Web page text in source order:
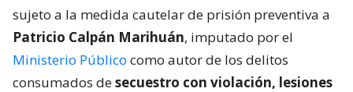
sujeto a la medida cautelar de prisión preventiva a
Patricio Calpán Marihuán, imputado por el
Ministerio Público como autor de los delitos
consumados desecuestro con violación, lesiones